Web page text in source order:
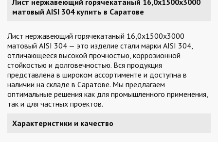
Лист нержавеющий горячекатаный 16,0х1500х3000
матовый AISI 304 купить в Саратове
Лист нержавеющий горячекатаный 16,0х1500х3000
матовый AISI 304 — это изделие стали марки AISI 304,
отличающееся высокой прочностью, коррозионной
стойкостью и долговечностью. Вся продукция
представлена в широком ассортименте и доступна в
наличии на складе в Саратове. Мы предлагаем
оптимальные решения как для промышленного применения,
так и для частных проектов.
Характеристики и качество